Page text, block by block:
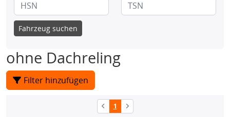
Fahrzeug suchen
ohne Dachreling
Filter hinzufügen
1